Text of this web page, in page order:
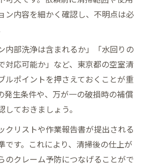
ン内容を細かく確認し、不明点は必
内部洗浄は含まれるか」「水回りの
対応可能か」など、東京都の空室清
ルポイントを押さえておくことが重
発生条件や、万が一の破損時の補償
ておきましょう。
クリストや作業報告書が提出される
です。これにより、清掃後の仕上が
のクレーム予防につなげることがで